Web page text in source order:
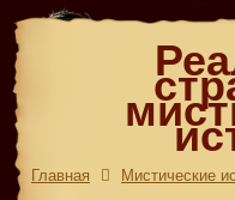
Главная Мистические